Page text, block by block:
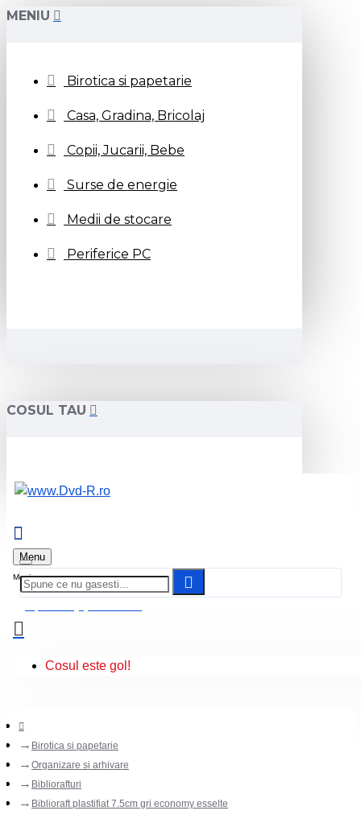
MENIU
Birotica si papetarie
Casa, Gradina, Bricolaj
Copii, Jucarii, Bebe
Surse de energie
Medii de stocare
Periferice PC
COSUL TAU
Menu
Cosul este gol!
Birotica si papetarie
Organizare si arhivare
Bibliorafturi
Biblioraft plastifiat 7.5cm gri economy esselte